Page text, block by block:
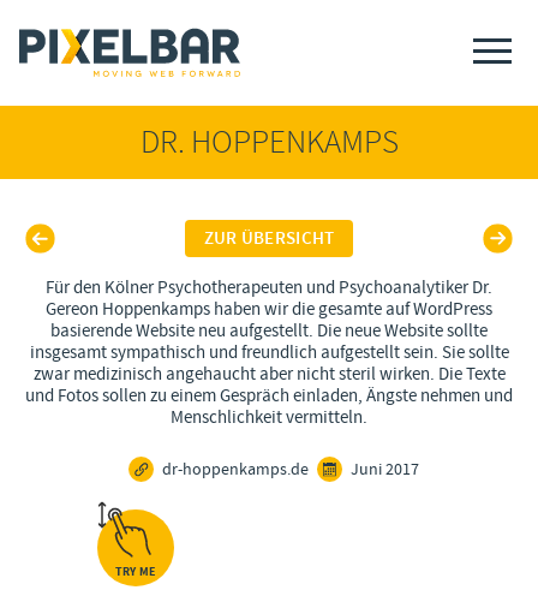
DR. HOPPENKAMPS
ZUR ÜBERSICHT
Für den Kölner Psychotherapeuten und Psychoanalytiker Dr.
Gereon Hoppenkamps haben wir die gesamte auf WordPress
basierende Website neu aufgestellt. Die neue Website sollte
insgesamt sympathisch und freundlich aufgestellt sein. Sie sollte
zwar medizinisch angehaucht aber nicht steril wirken. Die Texte
und Fotos sollen zu einem Gespräch einladen, Ängste nehmen und
Menschlichkeit vermitteln.
dr-hoppenkamps.de Juni 2017
TRY ME